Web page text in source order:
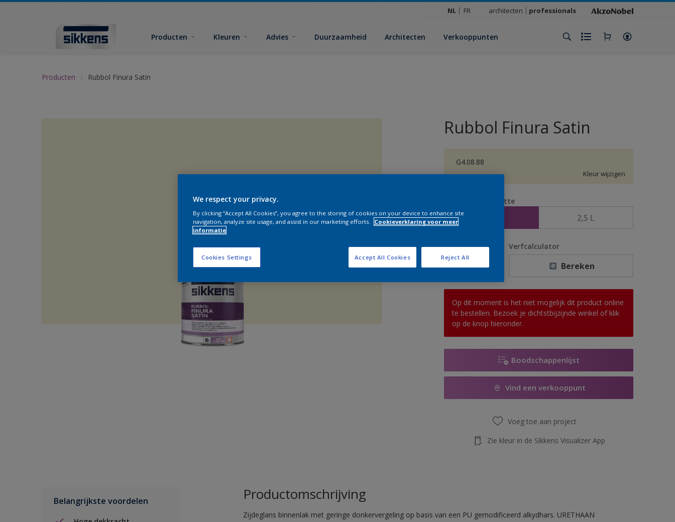
NL FR architecten professionals
Producten Kleuren Advies Duurzaamheid Architecten Verkooppunten
Producten Rubbol Finura Satin
Rubbol Finura Satin
G4.08.88
Kleur wijzigen
Verpakkingsgrootte
2,5 L
Aantal Verfcalculator
Bereken
Op dit moment is het niet mogelijk dit product online
te bestellen. Bezoek je dichtstbijzijnde winkel of klik
op de knop hieronder.
Boodschappenlijst
Vind een verkooppunt
Voeg toe aan project
Zie kleur in de Sikkens Visualizer App
Belangrijkste voordelen Productomschrijving
Zijdeglans binnenlak met geringe donkervergeling op basis van een PU gemodificeerd alkydhars. URETHAAN
We respect your privacy.
By clicking “Accept All Cookies”, you agree to the storing of cookies on your device to enhance site
navigation, analyze site usage, and assist in our marketing efforts.
Cookieverklaring voor meer
informatie
Cookies Settings Reject All
Accept All Cookies